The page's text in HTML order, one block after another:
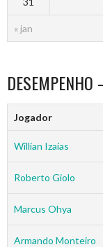
« jan
Jogador
Willian Izaias
Roberto Giolo
Marcus Ohya
Armando Monteiro